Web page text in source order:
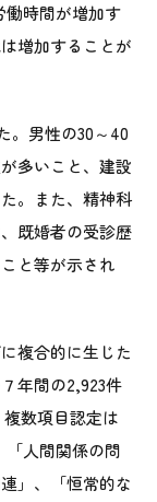
働時間が増加す
増加することが
。男性の30～40
多いこと、建設
。また、精神科
既婚者の受診歴
と等が示され
複合的に生じた
年間の2,923件
数項目認定は
「人間関係の問
」、「恒常的な